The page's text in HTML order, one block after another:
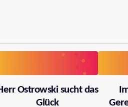
Ostrowski sucht das
Glück